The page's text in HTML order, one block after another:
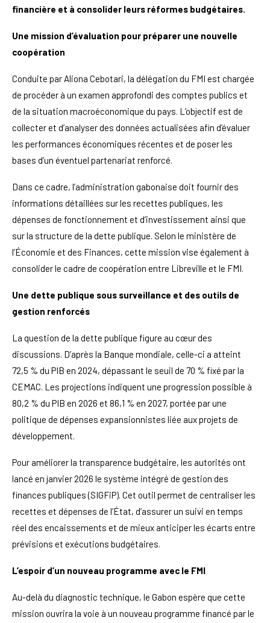
financière et à consolider leurs réformes budgétaires.
Une mission d’évaluation pour préparer une nouvelle
coopération
Conduite par Aliona Cebotari, la délégation du FMI est chargée
de procéder à un examen approfondi des comptes publics et
de la situation macroéconomique du pays. L’objectif est de
collecter et d’analyser des données actualisées afin d’évaluer
les performances économiques récentes et de poser les
bases d’un éventuel partenariat renforcé.
Dans ce cadre, l’administration gabonaise doit fournir des
informations détaillées sur les recettes publiques, les
dépenses de fonctionnement et d’investissement ainsi que
sur la structure de la dette publique. Selon le ministère de
l’Économie et des Finances, cette mission vise également à
consolider le cadre de coopération entre Libreville et le FMI.
Une dette publique sous surveillance et des outils de
gestion renforcés
La question de la dette publique figure au cœur des
discussions. D’après la Banque mondiale, celle-ci a atteint
72,5 % du PIB en 2024, dépassant le seuil de 70 % fixé par la
CEMAC. Les projections indiquent une progression possible à
80,2 % du PIB en 2026 et 86,1 % en 2027, portée par une
politique de dépenses expansionnistes liée aux projets de
développement.
Pour améliorer la transparence budgétaire, les autorités ont
lancé en janvier 2026 le système intégré de gestion des
finances publiques (SIGFiP). Cet outil permet de centraliser les
recettes et dépenses de l’État, d’assurer un suivi en temps
réel des encaissements et de mieux anticiper les écarts entre
prévisions et exécutions budgétaires.
L’espoir d’un nouveau programme avec le FMI
Au-delà du diagnostic technique, le Gabon espère que cette
mission ouvrira la voie à un nouveau programme financé par le